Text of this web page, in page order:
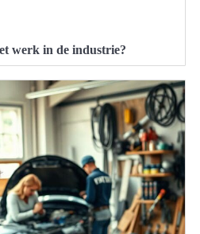
werk in de industrie?